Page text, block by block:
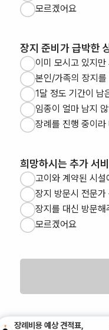
모르겠어요
장지 준비가 급박한
이미 모시고 있지
본인/가족의 장지
1달 정도 기간이 남
임종이 얼마 남지
장례를 진행 중이
희망하시는 추가 서
고이와 계약된 시
장지 방문시 전문
장지를 대신 방문
모르겠어요
장례비용 예상 견적표,